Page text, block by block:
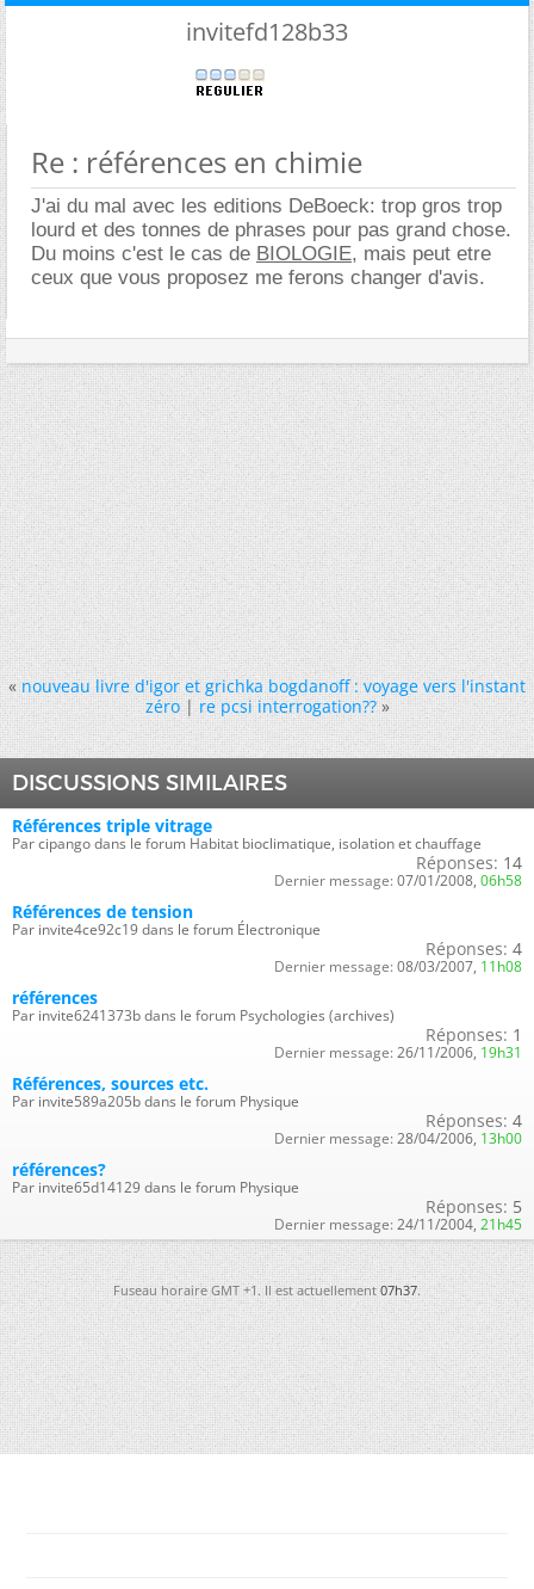
invitefd128b33
Re : références en chimie
J'ai du mal avec les editions DeBoeck: trop gros trop
lourd et des tonnes de phrases pour pas grand chose.
Du moins c'est le cas de BIOLOGIE, mais peut etre
ceux que vous proposez me ferons changer d'avis.
« nouveau livre d'igor et grichka bogdanoff : voyage vers l'instant
zéro|re pcsi interrogation?? »
DISCUSSIONS SIMILAIRES
Références triple vitrage
Par cipango dans le forum Habitat bioclimatique, isolation et chauffage
Réponses: 14
Dernier message: 07/01/2008, 06h58
Références de tension
Par invite4ce92c19 dans le forum Électronique
Réponses: 4
Dernier message: 08/03/2007, 11h08
références
Par invite6241373b dans le forum Psychologies (archives)
Réponses: 1
Dernier message: 26/11/2006, 19h31
Références, sources etc.
Par invite589a205b dans le forum Physique
Réponses: 4
Dernier message: 28/04/2006, 13h00
références?
Par invite65d14129 dans le forum Physique
Réponses: 5
Dernier message: 24/11/2004, 21h45
Fuseau horaire GMT +1. Il est actuellement07h37.